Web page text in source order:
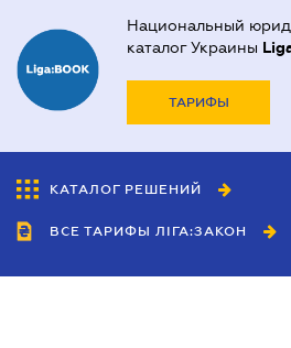
Национальный
каталог Украины
ТАРИФЫ
КАТАЛОГ РЕШЕНИЙ
ВСЕ ТАРИФЫ ЛІГА:ЗАКОН